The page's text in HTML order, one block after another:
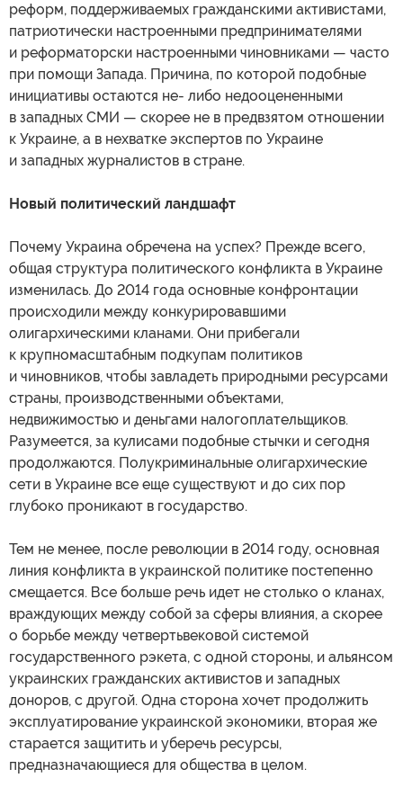
реформ, поддерживаемых гражданскими активистами,
патриотически настроенными предпринимателями
и реформаторски настроенными чиновниками — часто
при помощи Запада. Причина, по которой подобные
инициативы остаются не- либо недооцененными
в западных СМИ — скорее не в предвзятом отношении
к Украине, а в нехватке экспертов по Украине
и западных журналистов в стране.
Новый политический ландшафт
Почему Украина обречена на успех? Прежде всего,
общая структура политического конфликта в Украине
изменилась. До 2014 года основные конфронтации
происходили между конкурировавшими
олигархическими кланами. Они прибегали
к крупномасштабным подкупам политиков
и чиновников, чтобы завладеть природными ресурсами
страны, производственными объектами,
недвижимостью и деньгами налогоплательщиков.
Разумеется, за кулисами подобные стычки и сегодня
продолжаются. Полукриминальные олигархические
сети в Украине все еще существуют и до сих пор
глубоко проникают в государство.
Тем не менее, после революции в 2014 году, основная
линия конфликта в украинской политике постепенно
смещается. Все больше речь идет не столько о кланах,
враждующих между собой за сферы влияния, а скорее
о борьбе между четвертьвековой системой
государственного рэкета, с одной стороны, и альянсом
украинских гражданских активистов и западных
доноров, с другой. Одна сторона хочет продолжить
эксплуатирование украинской экономики, вторая же
старается защитить и уберечь ресурсы,
предназначающиеся для общества в целом.